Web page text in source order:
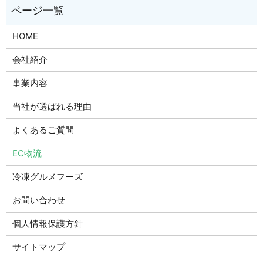
HOME
会社紹介
事業内容
当社が選ばれる理由
よくあるご質問
EC物流
冷凍グルメフーズ
お問い合わせ
個人情報保護方針
サイトマップ